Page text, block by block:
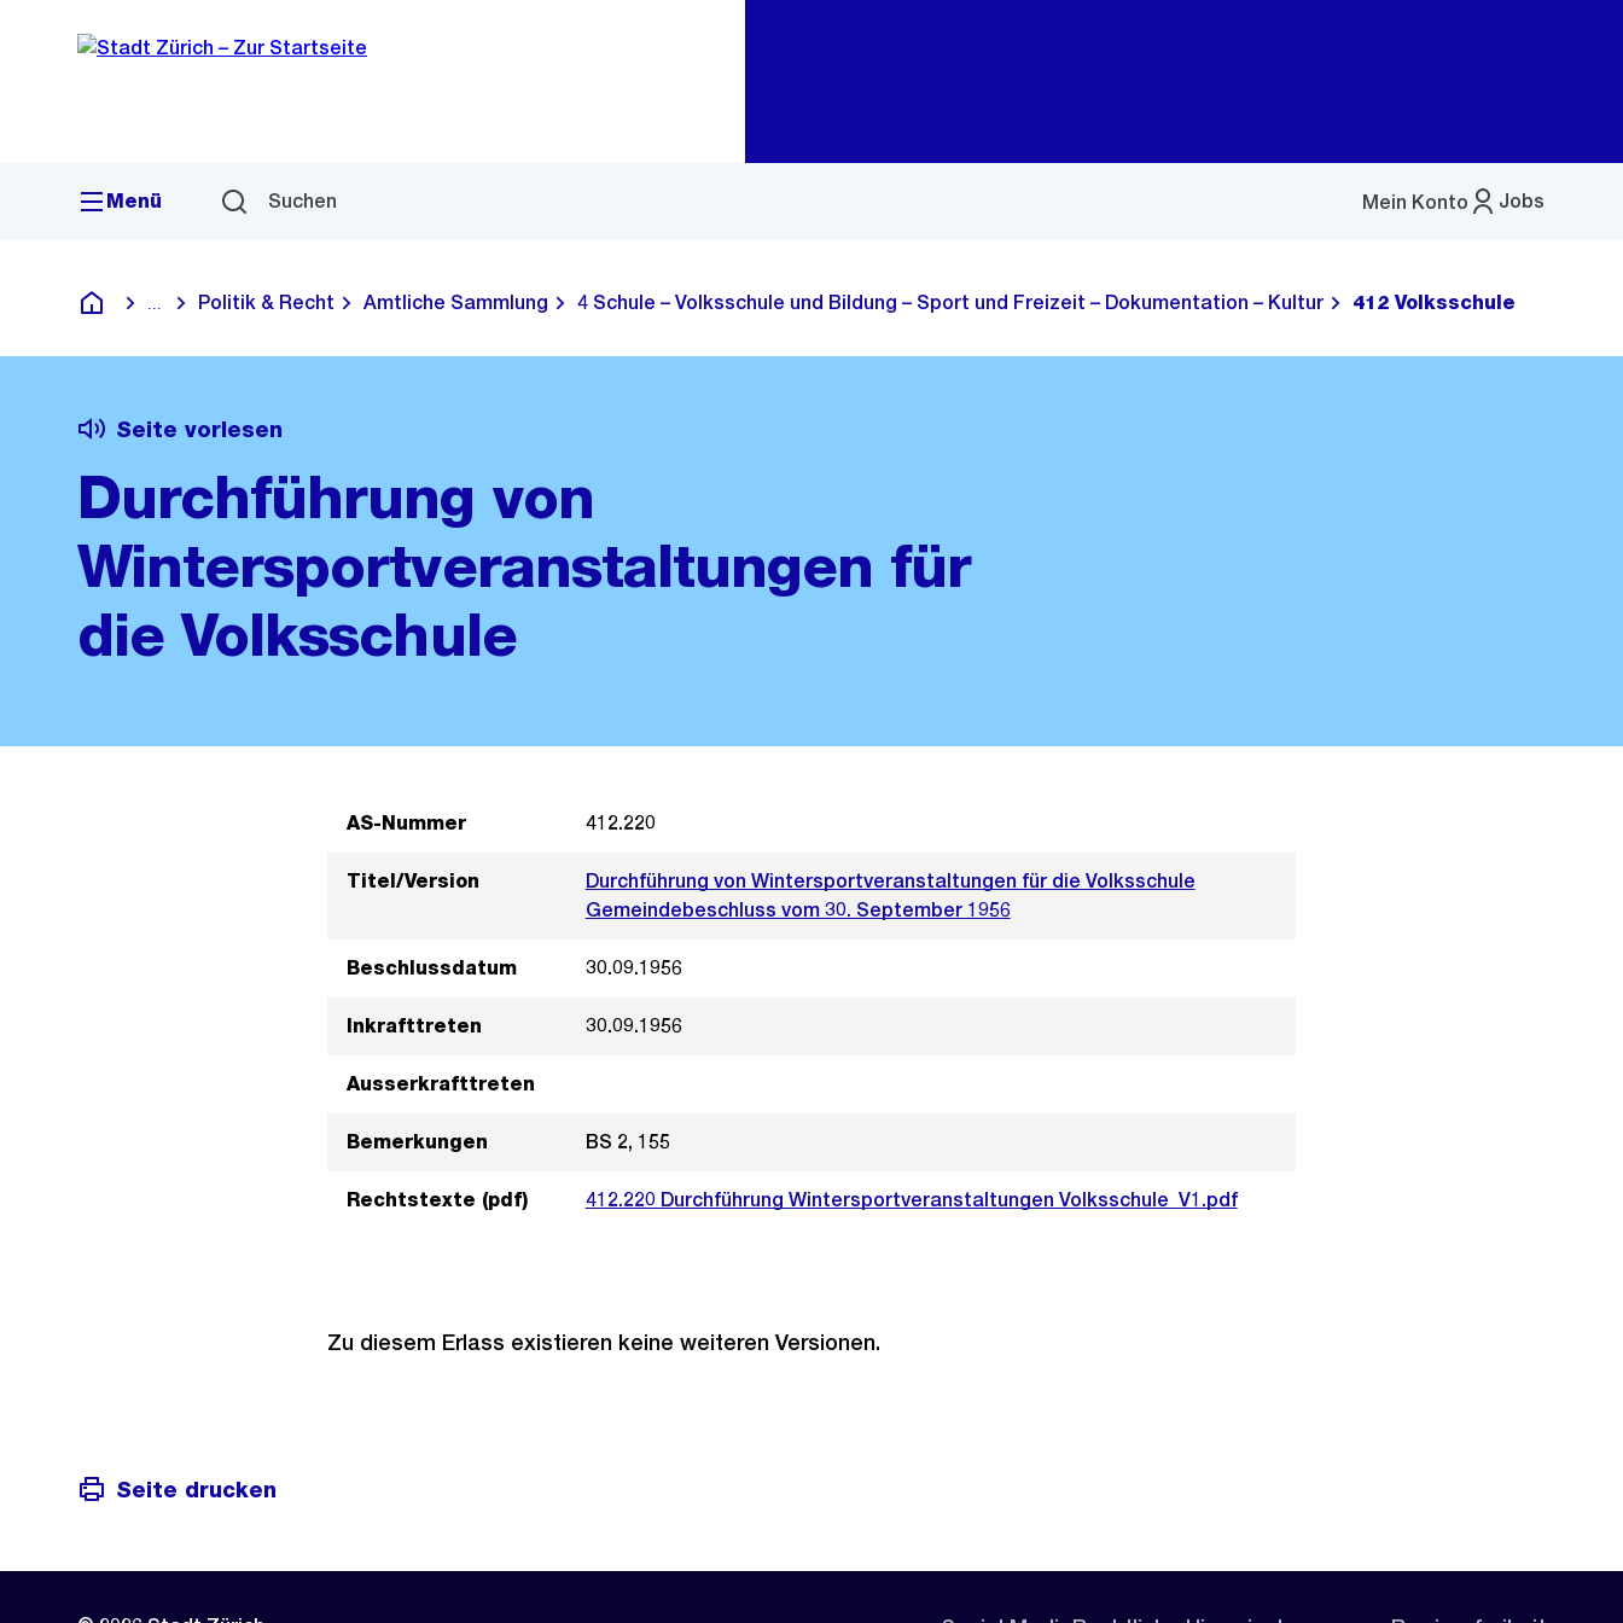
Navigation
Sprunglink
Menü Suchen Jobs
Mein Konto
Menü
Deutsch
Blende alle Breadcrumbs ein
Politik & Recht Amtliche Sammlung 4 Schule – Volksschule und Bildung – Sport und Freizeit – Dokumentation – Kultur 412 Volksschule
Seite vorlesen
Durchführung von
Wintersportveranstaltungen für
die Volksschule
AS-Nummer 412.220
Titel/Version
Durchführung von Wintersportveranstaltungen für die Volksschule
Gemeindebeschluss vom 30. September 1956
Beschlussdatum 30.09.1956
Inkrafttreten 30.09.1956
Ausserkrafttreten
Bemerkungen BS 2, 155
Rechtstexte (pdf) 412.220 Durchführung Wintersportveranstaltungen Volksschule_V1.pdf
Zu diesem Erlass existieren keine weiteren Versionen.
Seite drucken